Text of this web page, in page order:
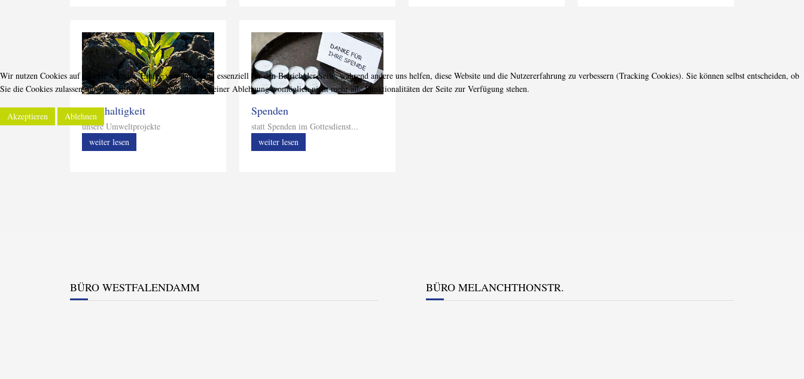
Nachhaltigkeit
unsere Umweltprojekte
weiter lesen
Spenden
statt Spenden im Gottesdienst...
weiter lesen
BÜRO WESTFALENDAMM BÜRO MELANCHTHONSTR.
Wir nutzen Cookies auf unserer Website. Einige von ihnen sind essenziell für den Betrieb der Seite, während andere uns helfen, diese Website und die Nutzererfahrung zu verbessern (Tracking Cookies). Sie können selbst entscheiden, ob
Sie die Cookies zulassen möchten. Bitte beachten Sie, dass bei einer Ablehnung womöglich nicht mehr alle Funktionalitäten der Seite zur Verfügung stehen.
Akzeptieren Ablehnen